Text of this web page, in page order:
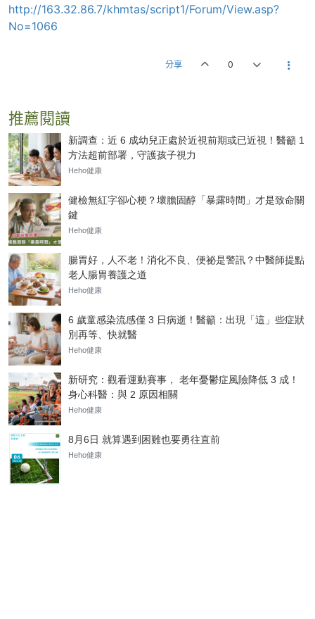
http://163.32.86.7/khmtas/script1/Forum/View.asp?
No=1066
分享 0
推薦閱讀